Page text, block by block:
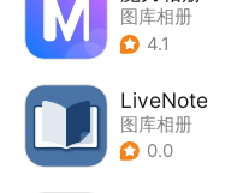
图库相册
4.1
LiveNote
图库相册
0.0